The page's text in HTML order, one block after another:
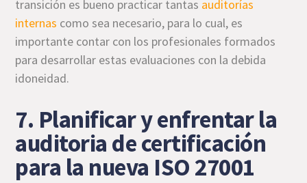
transición es bueno practicar tantas auditorías
internas como sea necesario, para lo cual, es
importante contar con los profesionales formados
para desarrollar estas evaluaciones con la debida
idoneidad.
7. Planificar y enfrentar la
auditoria de certificación
para la nueva ISO 27001